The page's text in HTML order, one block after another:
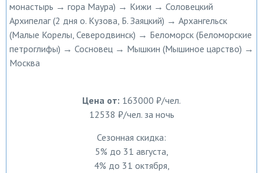
монастырь → гора Маура) → Кижи → Соловецкий
Архипелаг (2 дня о. Кузова, Б. Заяцкий) → Архангельск
(Малые Корелы, Северодвинск) → Беломорск (Беломорские
петроглифы) → Сосновец → Мышкин (Мышиное царство) →
Москва
Цена от: 163000 ₽/чел.
12538 ₽/чел. за ночь
Сезонная скидка:
5% до 31 августа,
4% до 31 октября,